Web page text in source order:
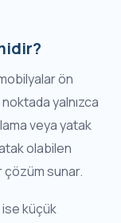
ön
noktada yalnızca
veya yatak
olabilen
çözüm sunar.
ise küçük